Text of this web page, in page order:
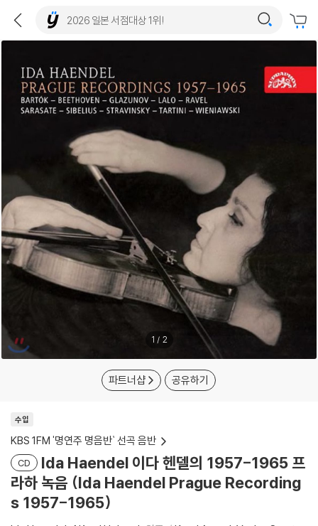
1 / 2
파트너샵 공유하기
수입
KBS 1FM '명연주 명음반` 선곡 음반
CD
Ida Haendel 이다 헨델의 1957-1965 프
라하 녹음 (Ida Haendel Prague Recording
s 1957-1965)